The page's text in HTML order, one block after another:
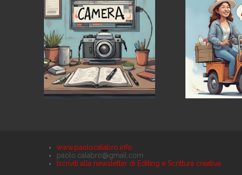
www.paolocalabro.info
paolo.calabro@gmail.com
Iscriviti alla newsletter di Editing e Scrittura creativa